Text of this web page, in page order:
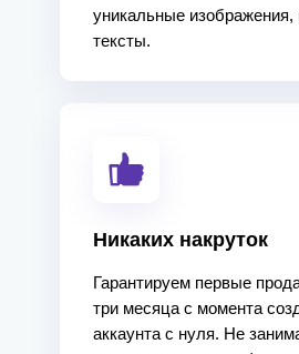
Никаких накруток
Гарантируем первые
три месяца с момента
аккаунта с нуля. Не
уникальные изображения,
тексты.